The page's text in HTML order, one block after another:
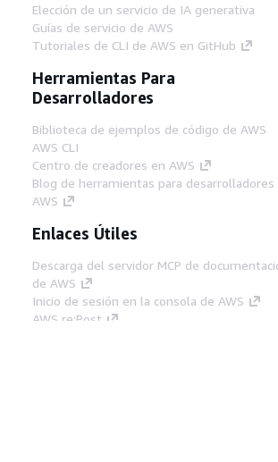
Elección de un servicio de IA generativa
Guías de servicio de AWS
Tutoriales de CLI de AWS en GitHub
Herramientas Para
Desarrolladores
Biblioteca de ejemplos de código de AWS
AWS CLI
Centro de creadores en AWS
Blog de herramientas para desarrolladores
AWS
Enlaces Útiles
Descarga del servidor MCP de
de AWS
Inicio de sesión en la consola de AWS
AWS re:Post